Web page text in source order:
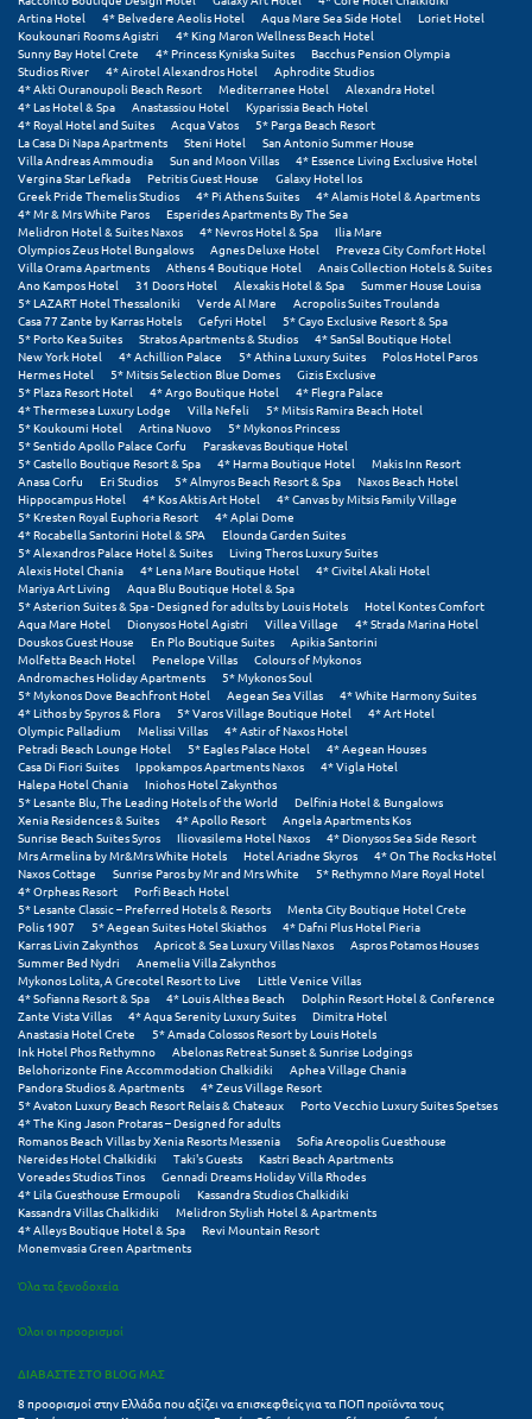
Νάξος
Νάουσα
Ναυπακτία
Ναύπλιο
Νέα Μάκρη
Νέα Στύρα Εύβοιας
Νέοι Πόροι Πιερίας
Ξ
Ξυλόκαστρο
Ο
Ορεινή Αρκαδία
Ορεινή Ναυπακτία
Π
Πάλαιρος
Παξοί
Παραλία Κατερίνης
Παραλία Λιτοχώρου
Παράλιο Άστρος
Πάργα
Παρνασσός
Πάρος
Πάτμος
Πάτρα
Παύλιανη
Πειραιάς
Πελοπόννησος
Πήλιο
Πιερία
Πλαταμώνας
Πλύτρα Λακωνίας
Artina Hotel
4* Belvedere Aeolis Hotel Aqua Mare Sea Side Hotel
Loriet Hotel
Koukounari Rooms Agistri
4* King Maron Wellness Beach Hotel
Sunny Bay Hotel Crete
4* Princess Kyniska Suites
Bacchus Pension Olympia
Studios River
4* Airotel Alexandros Hotel
Aphrodite Studios
4* Akti Ouranoupoli Beach Resort
Mediterranee Hotel
Alexandra Hotel
4* Las Hotel & Spa
Anastassiou Hotel
Kyparissia Beach Hotel
4* Royal Hotel and Suites
Acqua Vatos
5* Parga Beach Resort
La Casa Di Napa Apartments
Steni Hotel
San Antonio Summer House
Villa Andreas Ammoudia
Sun and Moon Villas
4* Essence Living Exclusive Hotel
Vergina Star Lefkada
Petritis Guest House
Galaxy Hotel Ios
Greek Pride Themelis Studios
4* Pi Athens Suites
4* Alamis Hotel & Apartments
4* Mr & Mrs White Paros
Esperides Apartments By The Sea
Melidron Hotel & Suites Naxos
4* Nevros Hotel & Spa
Ilia Mare
Olympios Zeus Hotel Bungalows
Agnes Deluxe Hotel
Preveza City Comfort Hotel
Villa Orama Apartments
Athens 4 Boutique Hotel
Anais Collection Hotels & Suites
Ano Kampos Hotel
31 Doors Hotel Alexakis Hotel & Spa
Summer House Louisa
5* LAZART Hotel Thessaloniki
Verde Al Mare
Acropolis Suites Troulanda
Casa 77 Zante by Karras Hotels
Gefyri Hotel
5* Cayo Exclusive Resort & Spa
5* Porto Kea Suites
Stratos Apartments & Studios
4* SanSal Boutique Hotel
New York Hotel
4* Achillion Palace 5* Athina Luxury Suites
Polos Hotel Paros
Hermes Hotel
5* Mitsis Selection Blue Domes
Gizis Exclusive
5* Plaza Resort Hotel
4* Argo Boutique Hotel
4* Flegra Palace
4* Thermesea Luxury Lodge
Villa Nefeli
5* Mitsis Ramira Beach Hotel
5* Koukoumi Hotel
Artina Nuovo
5* Mykonos Princess
5* Sentido Apollo Palace Corfu
Paraskevas Boutique Hotel
5* Castello Boutique Resort & Spa
4* Harma Boutique Hotel
Makis Inn Resort
Anasa Corfu
Eri Studios 5* Almyros Beach Resort & Spa
Naxos Beach Hotel
Hippocampus Hotel
4* Kos Aktis Art Hotel
4* Canvas by Mitsis Family Village
5* Kresten Royal Euphoria Resort
4* Aplai Dome
4* Rocabella Santorini Hotel & SPA
Elounda Garden Suites
5* Alexandros Palace Hotel & Suites
Living Theros Luxury Suites
Alexis Hotel Chania
4* Lena Mare Boutique Hotel
4* Civitel Akali Hotel
Mariya Art Living
Aqua Blu Boutique Hotel & Spa
5* Asterion Suites & Spa - Designed for adults by Louis Hotels
Hotel Kontes Comfort
Aqua Mare Hotel
Dionysos Hotel Agistri Villea Village
4* Strada Marina Hotel
Douskos Guest House
En Plo Boutique Suites
Apikia Santorini
Molfetta Beach Hotel
Penelope Villas
Colours of Mykonos
Andromaches Holiday Apartments
5* Mykonos Soul
5* Mykonos Dove Beachfront Hotel
Aegean Sea Villas
4* White Harmony Suites
4* Lithos by Spyros & Flora
5* Varos Village Boutique Hotel
4* Art Hotel
Olympic Palladium
Melissi Villas
4* Astir of Naxos Hotel
Petradi Beach Lounge Hotel
5* Eagles Palace Hotel
4* Aegean Houses
Casa Di Fiori Suites
Ippokampos Apartments Naxos
4* Vigla Hotel
Halepa Hotel Chania
Iniohos Hotel Zakynthos
5* Lesante Blu, The Leading Hotels of the World
Delfinia Hotel & Bungalows
Xenia Residences & Suites
4* Apollo Resort
Angela Apartments Kos
Sunrise Beach Suites Syros
Iliovasilema Hotel Naxos
4* Dionysos Sea Side Resort
Mrs Armelina by Mr&Mrs White Hotels
Hotel Ariadne Skyros
4* On The Rocks Hotel
Naxos Cottage
Sunrise Paros by Mr and Mrs White
5* Rethymno Mare Royal Hotel
4* Orpheas Resort
Porfi Beach Hotel
5* Lesante Classic – Preferred Hotels & Resorts
Menta City Boutique Hotel Crete
Polis 1907
5* Aegean Suites Hotel Skiathos
4* Dafni Plus Hotel Pieria
Karras Livin Zakynthos
Apricot & Sea Luxury Villas Naxos
Aspros Potamos Houses
Summer Bed Nydri
Anemelia Villa Zakynthos
Mykonos Lolita, A Grecotel Resort to Live
Little Venice Villas
4* Sofianna Resort & Spa
4* Louis Althea Beach
Dolphin Resort Hotel & Conference
Zante Vista Villas
4* Aqua Serenity Luxury Suites
Dimitra Hotel
Anastasia Hotel Crete
5* Amada Colossos Resort by Louis Hotels
Ink Hotel Phos Rethymno
Abelonas Retreat Sunset & Sunrise Lodgings
Belohorizonte Fine Accommodation Chalkidiki
Aphea Village Chania
Pandora Studios & Apartments
4* Zeus Village Resort
5* Avaton Luxury Beach Resort Relais & Chateaux
Porto Vecchio Luxury Suites Spetses
4* The King Jason Protaras – Designed for adults
Romanos Beach Villas by Xenia Resorts Messenia
Sofia Areopolis Guesthouse
Nereides Hotel Chalkidiki
Taki's Guests
Kastri Beach Apartments
Voreades Studios Tinos
Gennadi Dreams Holiday Villa Rhodes
4* Lila Guesthouse Ermoupoli
Kassandra Studios Chalkidiki
Kassandra Villas Chalkidiki
Melidron Stylish Hotel & Apartments
4* Alleys Boutique Hotel & Spa
Revi Mountain Resort
Monemvasia Green Apartments
Όλα τα ξενοδοχεία
Όλοι οι προορισμοί
ΔΙΑΒΑΣΤΕ ΣΤΟ BLOG ΜΑΣ
8 προορισμοί στην Ελλάδα που αξίζει να επισκεφθείς για τα ΠΟΠ προϊόντα τους